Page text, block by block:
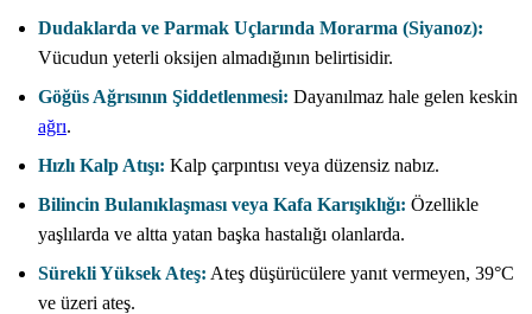
Dudaklarda ve Parmak Uçlarında Morarma (Siyanoz):
Vücudun yeterli oksijen almadığının belirtisidir.
Göğüs Ağrısının Şiddetlenmesi: Dayanılmaz hale gelen keskin
ağrı.
Hızlı Kalp Atışı: Kalp çarpıntısı veya düzensiz nabız.
Bilincin Bulanıklaşması veya Kafa Karışıklığı: Özellikle
yaşlılarda ve altta yatan başka hastalığı olanlarda.
Sürekli Yüksek Ateş: Ateş düşürücülere yanıt vermeyen, 39°C
ve üzeri ateş.